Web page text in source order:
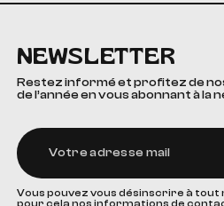
NEWSLETTER
Restez informé et profitez de
de l’année en vous abonnant à la
Vous pouvez vous désinscrire à
pour cela nos informations de